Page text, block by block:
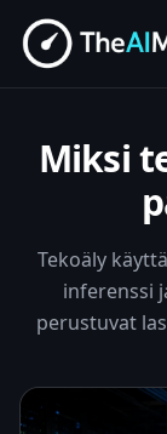
Miksi
Tekoäly
inferenssi
perustuvat